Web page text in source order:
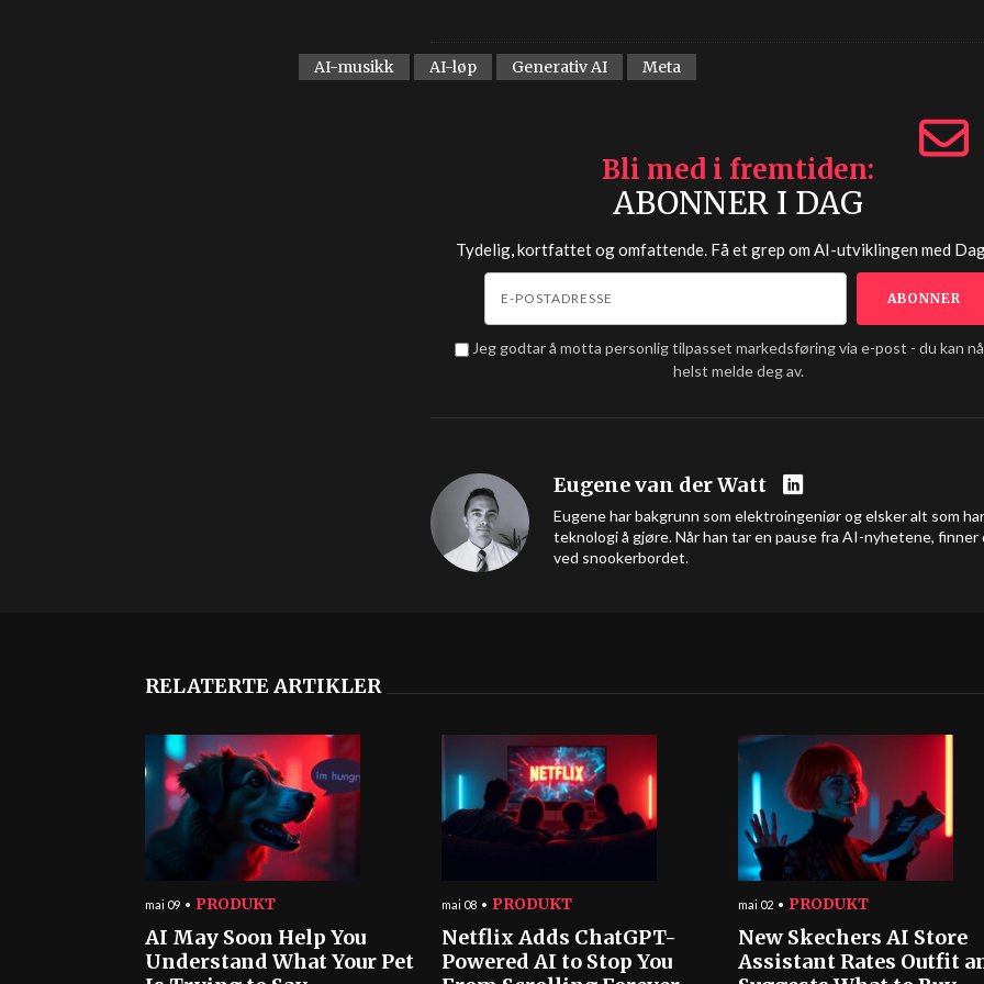
AI-musikk AI-løp Generativ AI Meta
Bli med i fremtiden
ABONNER I DAG
Tydelig, kortfattet og omfattende. Få et grep om AI-utviklingen med
Jeg godtar å motta personlig tilpasset markedsføring via e-post - du kan
helst melde deg av.
Eugene van der Watt
Eugene har bakgrunn som elektroingeniør og elsker alt som
teknologi å gjøre. Når han tar en pause fra AI-nyhetene, finner
ved snookerbordet.
RELATERTE ARTIKLER
mai 09 PRODUKT
AI May Soon Help You
Understand What Your Pet
mai 08 PRODUKT
Netflix Adds ChatGPT-
Powered AI to Stop You
mai 02 PRODUKT
New Skechers AI Store
Assistant Rates Outfit